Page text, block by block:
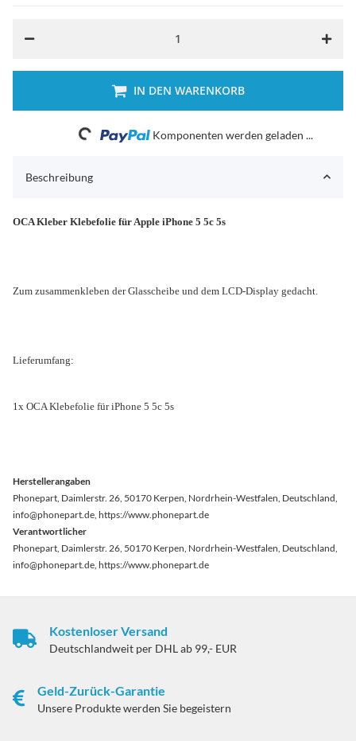
IN DEN WARENKORB
Loading... Komponenten werden geladen ...
Beschreibung
OCA Kleber Klebefolie für Apple iPhone 5 5c 5s
Zum zusammenkleben der Glasscheibe und dem LCD-Display gedacht.
Lieferumfang:
1x OCA Klebefolie für iPhone 5 5c 5s
Herstellerangaben
Phonepart, Daimlerstr. 26, 50170 Kerpen, Nordrhein-Westfalen, Deutschland,
info@phonepart.de, https://www.phonepart.de
Verantwortlicher
Phonepart, Daimlerstr. 26, 50170 Kerpen, Nordrhein-Westfalen, Deutschland,
info@phonepart.de, https://www.phonepart.de
Kostenloser Versand
Deutschlandweit per DHL ab 99,- EUR
Geld-Zurück-Garantie
Unsere Produkte werden Sie begeistern